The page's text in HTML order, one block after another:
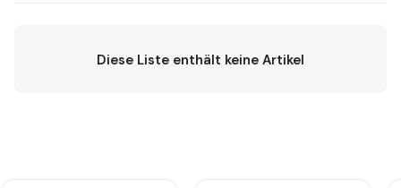
Diese Liste enthält keine Artikel